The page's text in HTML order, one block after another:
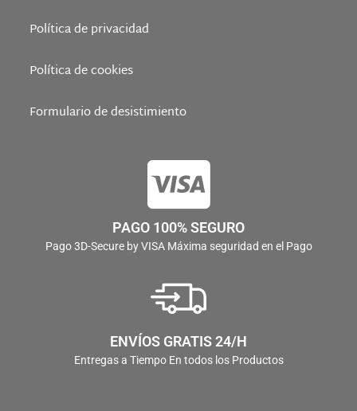
Política de privacidad
Política de cookies
Formulario de desistimiento
PAGO 100% SEGURO
Pago 3D-Secure by VISA Máxima seguridad en el Pago
ENVÍOS GRATIS 24/H
Entregas a Tiempo En todos los Productos